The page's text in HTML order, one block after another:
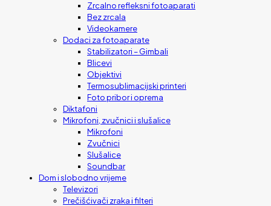
Zrcalno refleksni fotoaparati
Bez zrcala
Videokamere
Dodaci za fotoaparate
Stabilizatori – Gimbali
Blicevi
Objektivi
Termosublimacijski printeri
Foto pribor i oprema
Diktafoni
Mikrofoni, zvučnici i slušalice
Mikrofoni
Zvučnici
Slušalice
Soundbar
Dom i slobodno vrijeme
Televizori
Prečišćivači zraka i filteri